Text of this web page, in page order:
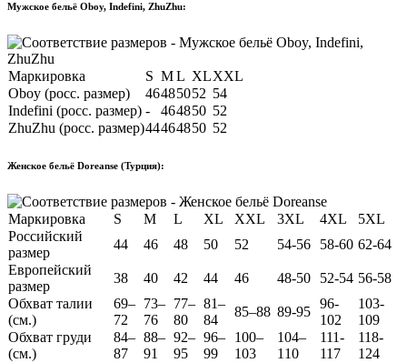
Мужское бельё Oboy, Indefini, ZhuZhu:
Маркировка S ML XLXXL
Oboy (росс. размер)
46485052 54
Indefini (росс. размер) - 464850 52
ZhuZhu (росс. размер)44464850 52
Женское бельё Doreanse (Турция):
Маркировка S M L XL XXL 3XL 4XL
5XL
Российский
размер
44 46 48 50 52 54-56 58-60 62-64
Европейский
размер
38 40 42 44 46 48-50 52-54 56-58
Обхват талии
(см.)
69–
72
73–
76
77–
80
81–
84
85–88 89-95
96-
102
103-
109
Обхват груди
(см.)
84–
87
88–
91
92–
95
96–
99
100–
103
104–
110
111-
117
118-
124